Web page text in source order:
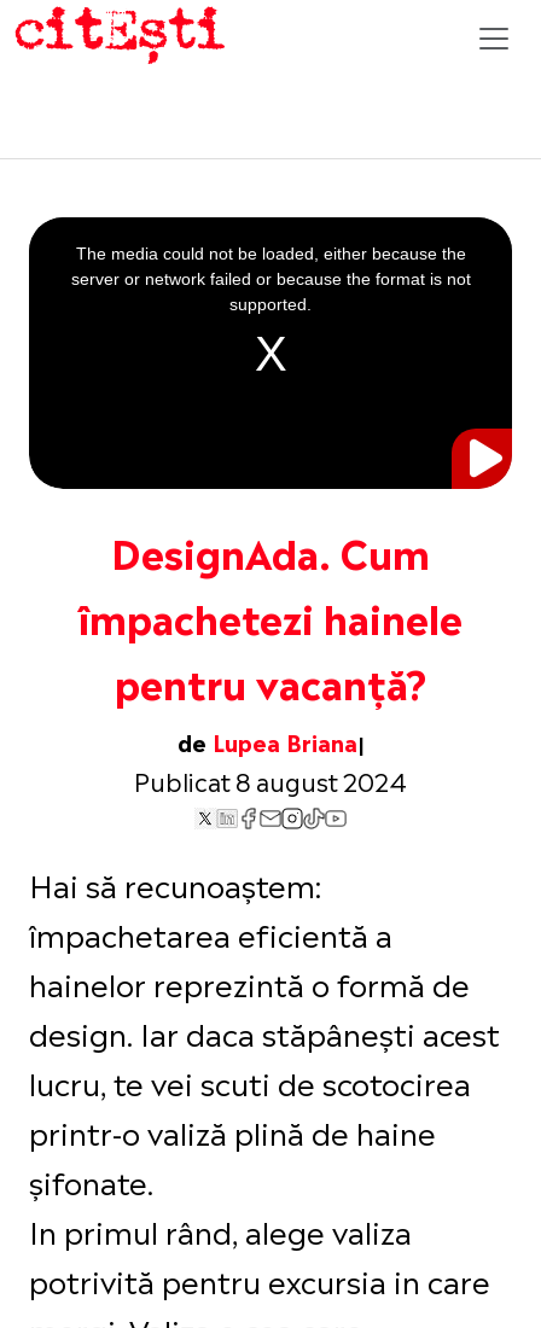
DesignAda. Cum
împachetezi hainele
pentru vacanță?
de Lupea Briana
Publicat 8 august 2024
This
is
a
The media could not be loaded, either because the
server or network failed or because the format is not
supported.
Hai să recunoaștem:
împachetarea eficientă a
hainelor reprezintă o formă de
design. Iar daca stăpânești acest
lucru, te vei scuti de scotocirea
printr-o valiză plină de haine
șifonate.
In primul rând, alege valiza
potrivită pentru excursia in care